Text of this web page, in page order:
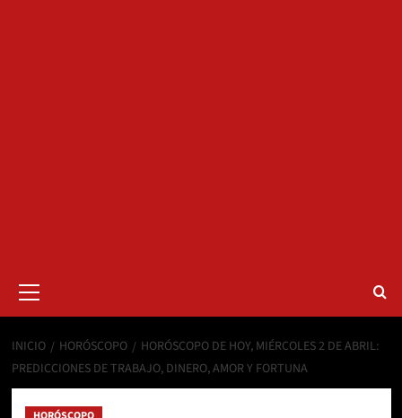
primario
INICIO HORÓSCOPO
HORÓSCOPO DE HOY, MIÉRCOLES 2 DE ABRIL:
PREDICCIONES DE TRABAJO, DINERO, AMOR Y FORTUNA